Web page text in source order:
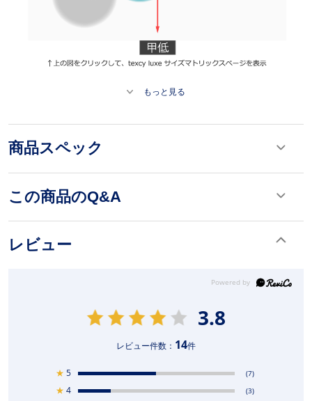
もっと見る
商品スペック
この商品のQ&A
レビュー
3.8
レビュー件数： 14件
★ 5 (7)
★ 4 (3)